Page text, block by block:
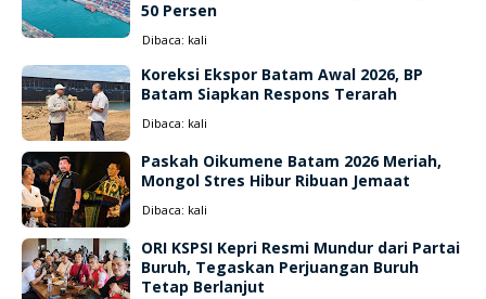
50 Persen
Dibaca: kali
Koreksi Ekspor Batam Awal 2026, BP
Batam Siapkan Respons Terarah
Dibaca: kali
Paskah Oikumene Batam 2026 Meriah,
Mongol Stres Hibur Ribuan Jemaat
Dibaca: kali
ORI KSPSI Kepri Resmi Mundur dari Partai
Buruh, Tegaskan Perjuangan Buruh
Tetap Berlanjut